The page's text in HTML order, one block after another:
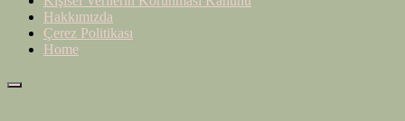
Hakkımızda
Çerez Politikası
Home